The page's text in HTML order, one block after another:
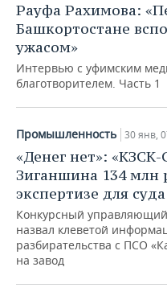
Рауфа Рахимова:
Башкортостане
ужасом»
Интервью с уфимским
благотворителем. Часть 1
Промышленность 30 янв,
«Денег нет»:
Зиганшина 134 млн
экспертизе для суда
Конкурсный управляющий
назвал клеветой
разбирательства с ПСО
на завод